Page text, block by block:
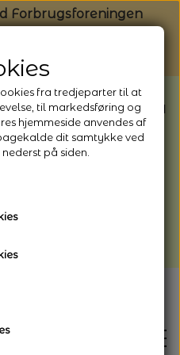
Forbrugsforeningen
har ferielukket* fra
og sender hele
at der kan være lidt
fra tredjeparter til at
til markedsføring og
hjemmeside anvendes af
dit samtykke ved
på siden.